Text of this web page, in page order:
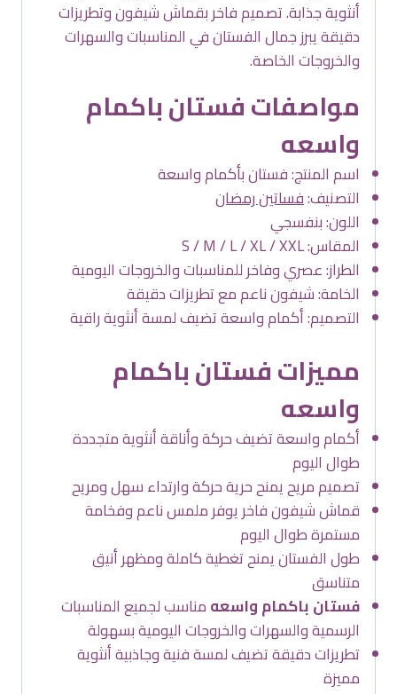
أنثوية جذابة. تصميم فاخر بقماش شيفون وتطريزات
دقيقة يبرز جمال الفستان في المناسبات والسهرات
والخروجات الخاصة.
مواصفات فستان باكمام
واسعه
اسم المنتج: فستان بأكمام واسعة
التصنيف:فساتين رمضان
اللون: بنفسجي
المقاس: S / M / L / XL / XXL
الطراز: عصري وفاخر للمناسبات والخروجات اليومية
الخامة: شيفون ناعم مع تطريزات دقيقة
التصميم: أكمام واسعة تضيف لمسة أنثوية راقية
مميزات فستان باكمام
واسعه
أكمام واسعة تضيف حركة وأناقة أنثوية متجددة
طوال اليوم
تصميم مريح يمنح حرية حركة وارتداء سهل ومريح
قماش شيفون فاخر يوفر ملمس ناعم وفخامة
مستمرة طوال اليوم
طول الفستان يمنح تغطية كاملة ومظهر أنيق
متناسق
فستان باكمام واسعهمناسب لجميع المناسبات
الرسمية والسهرات والخروجات اليومية بسهولة
تطريزات دقيقة تضيف لمسة فنية وجاذبية أنثوية
مميزة